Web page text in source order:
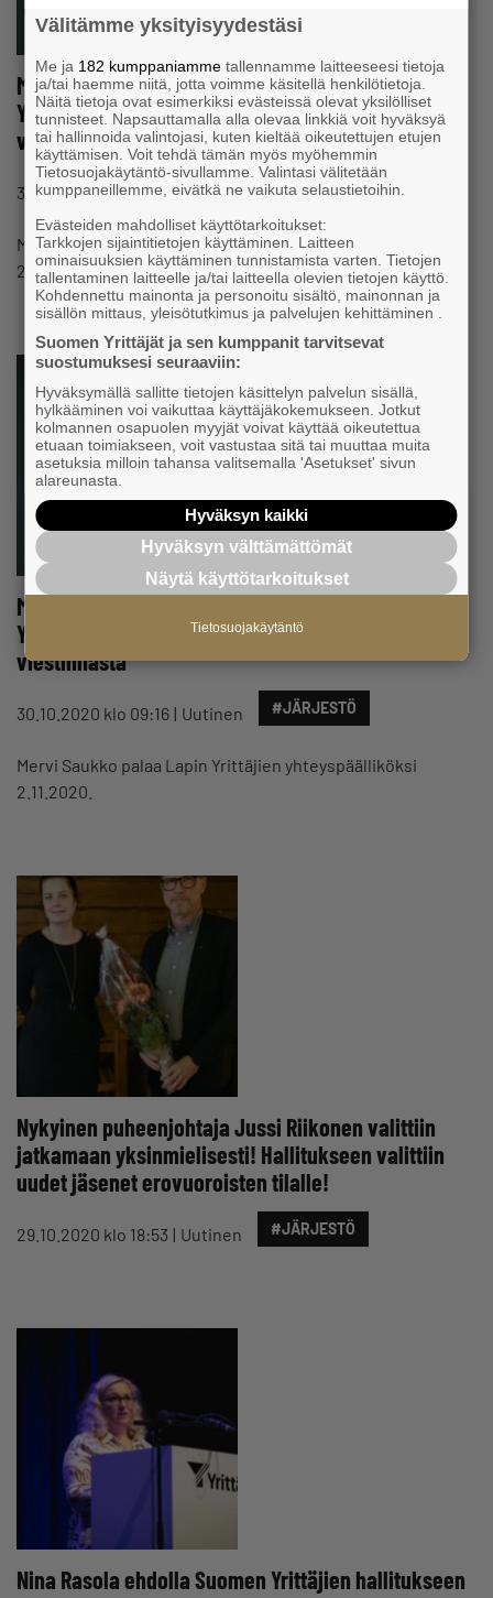
Mervi Saukko palaa opintovapaaltaan Lapin
Yrittäjien yhteyspäälliköksi vastaamaan
viestinnästä
30.10.2020 klo 09:16 Uutinen #JÄRJESTÖ
Mervi Saukko palaa Lapin Yrittäjien yhteyspäälliköksi
2.11.2020.
Mervi Saukko palaa opintovapaaltaan Lapin
Yrittäjien yhteyspäälliköksi vastaamaan
viestinnästä
30.10.2020 klo 09:16 Uutinen #JÄRJESTÖ
Mervi Saukko palaa Lapin Yrittäjien yhteyspäälliköksi
2.11.2020.
Nykyinen puheenjohtaja Jussi Riikonen valittiin
jatkamaan yksinmielisesti! Hallitukseen valittiin
uudet jäsenet erovuoroisten tilalle!
29.10.2020 klo 18:53 Uutinen #JÄRJESTÖ
Nina Rasola ehdolla Suomen Yrittäjien hallitukseen
Välitämme yksityisyydestäsi
Me ja 182 kumppaniamme tallennamme laitteeseesi tietoja
ja/tai haemme niitä, jotta voimme käsitellä henkilötietoja.
Näitä tietoja ovat esimerkiksi evästeissä olevat yksilölliset
tunnisteet. Napsauttamalla alla olevaa linkkiä voit hyväksyä
tai hallinnoida valintojasi, kuten kieltää oikeutettujen etujen
käyttämisen. Voit tehdä tämän myös myöhemmin
Tietosuojakäytäntö-sivullamme. Valintasi välitetään
kumppaneillemme, eivätkä ne vaikuta selaustietoihin.
Evästeiden mahdolliset käyttötarkoitukset:
Tarkkojen sijaintitietojen käyttäminen. Laitteen
ominaisuuksien käyttäminen tunnistamista varten. Tietojen
tallentaminen laitteelle ja/tai laitteella olevien tietojen käyttö.
Kohdennettu mainonta ja personoitu sisältö, mainonnan ja
sisällön mittaus, yleisötutkimus ja palvelujen kehittäminen .
Suomen Yrittäjät ja sen kumppanit tarvitsevat
suostumuksesi seuraaviin:
Hyväksymällä sallitte tietojen käsittelyn palvelun sisällä,
hylkääminen voi vaikuttaa käyttäjäkokemukseen. Jotkut
kolmannen osapuolen myyjät voivat käyttää oikeutettua
etuaan toimiakseen, voit vastustaa sitä tai muuttaa muita
asetuksia milloin tahansa valitsemalla 'Asetukset' sivun
alareunasta.
Hyväksyn kaikki
Hyväksyn välttämättömät
Näytä käyttötarkoitukset
Tietosuojakäytäntö